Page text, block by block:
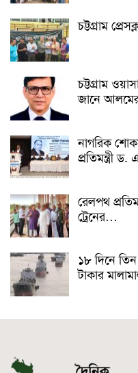
চট্টগ্রাম
চট্টগ্রাম
জানে
নাগরিক
প্রতিমন্ত্রী
রেলপথ
ট্রেনের…
১৮ দিনে
টাকার